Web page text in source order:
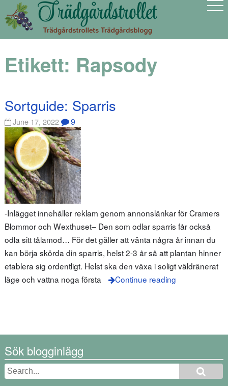
Etikett: Rapsody
Sortguide: Sparris
June 17, 2022 9
-Inlägget innehåller reklam genom annonslänkar för Cramers
Blommor och Wexthuset– Den som odlar sparris får också
odla sitt tålamod… För det gäller att vänta några år innan du
kan börja skörda din sparris, helst 2-3 år så att plantan hinner
etablera sig ordentligt. Helst ska den växa i soligt väldränerat
läge och vattna noga första
Continue reading
Sök blogginlägg